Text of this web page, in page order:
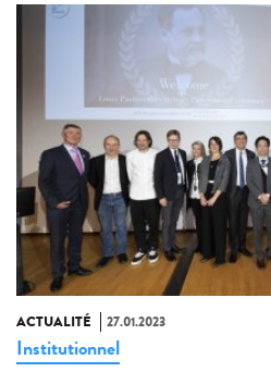
ACTUALITÉ 27.01.2023
Institutionnel